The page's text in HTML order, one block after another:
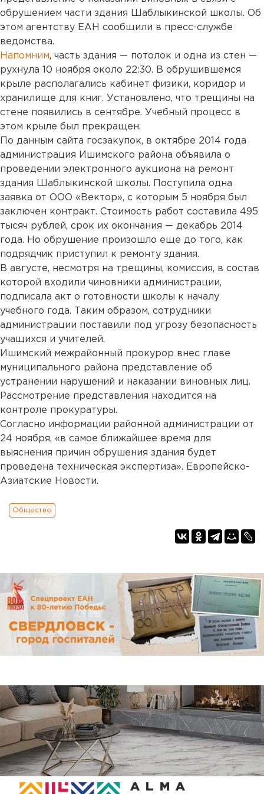
обрушением части здания Шаблыкинской школы. Об
этом агентству ЕАН сообщили в пресс-службе
ведомства.
Напомним, часть здания — потолок и одна из стен —
рухнула 10 ноября около 22:30. В обрушившемся
крыле располагались кабинет физики, коридор и
хранилище для книг. Установлено, что трещины на
стене появились в сентябре. Учебный процесс в
этом крыле был прекращен.
По данным сайта госзакупок, в октябре 2014 года
администрация Ишимского района объявила о
проведении электронного аукциона на ремонт
здания Шаблыкинской школы. Поступила одна
заявка от ООО «Вектор», с которым 5 ноября был
заключен контракт. Стоимость работ составила 495
тысяч рублей, срок их окончания — декабрь 2014
года. Но обрушение произошло еще до того, как
подрядчик приступил к ремонту здания.
В августе, несмотря на трещины, комиссия, в состав
которой входили чиновники администрации,
подписала акт о готовности школы к началу
учебного года. Таким образом, сотрудники
администрации поставили под угрозу безопасность
учащихся и учителей.
Ишимский межрайонный прокурор внес главе
муниципального района представление об
устранении нарушений и наказании виновных лиц.
Рассмотрение представления находится на
контроле прокуратуры.
Согласно информации районной администрации от
24 ноября, «в самое ближайшее время для
выяснения причин обрушения здания будет
проведена техническая экспертиза». Европейско-
Азиатские Новости.
Общество